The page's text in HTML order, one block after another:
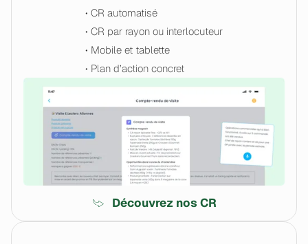
• CR automatisé
• CR par rayon ou interlocuteur
• Mobile et tablette
• Plan d’action concret
Découvrez nos CR